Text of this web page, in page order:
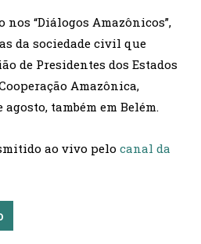
nos “Diálogos Amazônicos”,
da sociedade civil que
de Presidentes dos Estados
Amazônica,
também em Belém.
ao vivo pelo canal da